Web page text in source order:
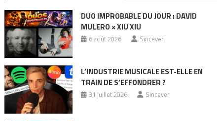
DUO IMPROBABLE DU JOUR : DAVID
MULERO × XIU XIU
6 août 2026 Sincever
L’INDUSTRIE MUSICALE EST-ELLE EN
TRAIN DE S’EFFONDRER ?
31 juillet 2026 Sincever